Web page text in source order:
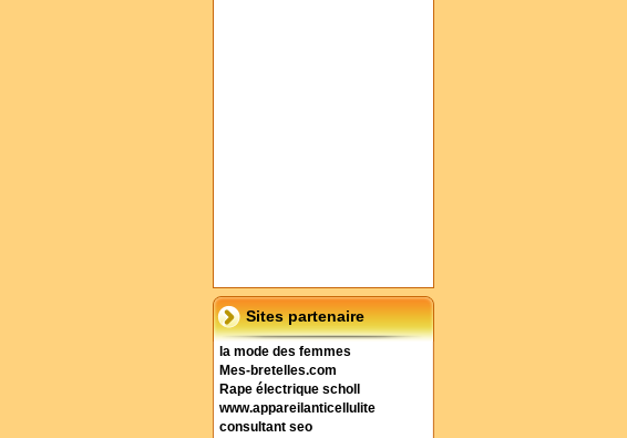
Sites partenaire
la mode des femmes
Mes-bretelles.com
Rape électrique scholl
www.appareilanticellulite
consultant seo